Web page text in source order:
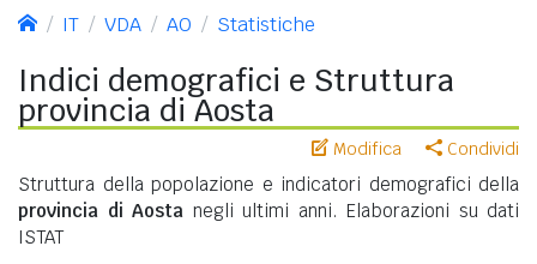
IT VDA AO Statistiche
Indici demografici e Struttura
provincia di Aosta
Modifica Condividi
Struttura della popolazione e indicatori demografici della
provincia di Aosta negli ultimi anni. Elaborazioni su dati
ISTAT